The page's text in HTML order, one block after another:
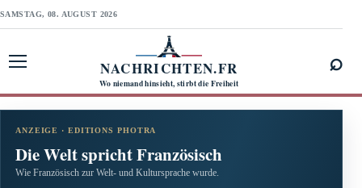
SAMSTAG, 08. AUGUST 2026
NACHRICHTEN.FR
Wo niemand hinsieht, stirbt die Freiheit
⌕
ANZEIGE · EDITIONS PHOTRA
Die Welt spricht Französisch
Wie Französisch zur Welt- und Kultursprache wurde.